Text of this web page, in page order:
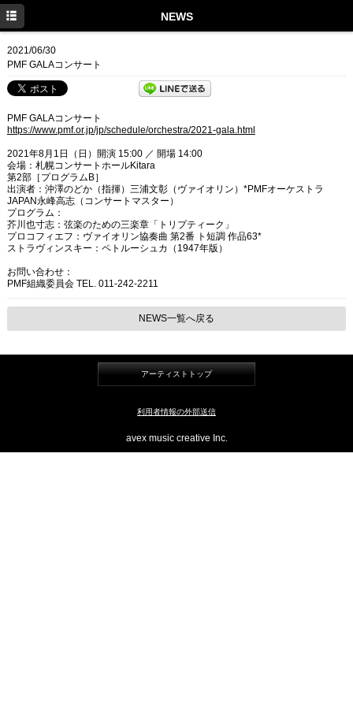
NEWS
2021/06/30
PMF GALAコンサート
PMF GALAコンサート
https://www.pmf.or.jp/jp/schedule/orchestra/2021-gala.html
2021年8月1日（日）開演 15:00 ／ 開場 14:00
会場：札幌コンサートホールKitara
第2部［プログラムB］
出演者：沖澤のどか（指揮）三浦文彰（ヴァイオリン）*PMFオーケストラ
JAPAN永峰高志（コンサートマスター）
プログラム：
芥川也寸志：弦楽のための三楽章「トリプティーク」
プロコフィエフ：ヴァイオリン協奏曲 第2番 ト短調 作品63*
ストラヴィンスキー：ペトルーシュカ（1947年版）
お問い合わせ：
PMF組織委員会 TEL. 011-242-2211
NEWS一覧へ戻る
アーティストトップ
利用者情報の外部送信
avex music creative Inc.
PROFILE
DISCOGRAPHY
LINK
Twitter
Facebook